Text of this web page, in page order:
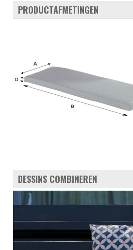
PRODUCTAFMETINGEN
DESSINS COMBINEREN